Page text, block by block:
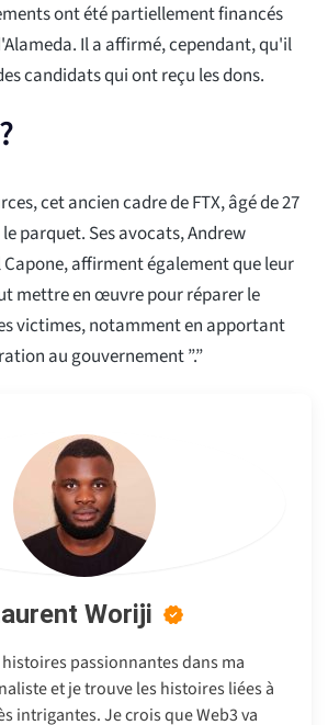
ont été partiellement financés
Il a affirmé, cependant, qu'il
candidats qui ont reçu les dons.
cet ancien cadre de FTX, âgé de 27
parquet. Ses avocats, Andrew
Capone, affirment également que leur
mettre en œuvre pour réparer le
victimes, notamment en apportant
au gouvernement ”.”
Woriji
passionnantes dans ma
et je trouve les histoires liées à
intrigantes. Je crois que Web3 va